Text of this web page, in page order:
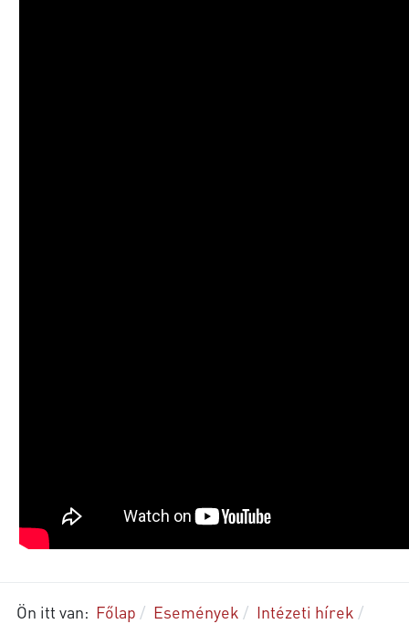
Ön itt van: Főlap Események
Intézeti hírek